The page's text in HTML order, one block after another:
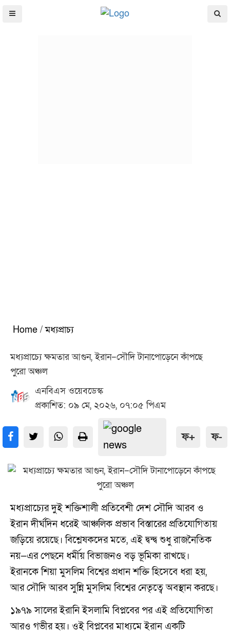
Home / মধ্যপ্রাচ্য
মধ্যপ্রাচ্যে ক্ষমতার আগুন, ইরান–সৌদি টানাপোড়েনে কাঁপছে
পুরো অঞ্চল
এনবিএস ওয়েবডেস্ক
প্রকাশিত: ০৯ মে, ২০২৬, ০৭:০৫ পিএম
ফ+ ফ-
মধ্যপ্রাচ্যের দুই শক্তিশালী প্রতিবেশী দেশ সৌদি আরব ও
ইরান দীর্ঘদিন ধরেই আঞ্চলিক প্রভাব বিস্তারের প্রতিযোগিতায়
জড়িয়ে রয়েছে। বিশ্লেষকদের মতে, এই দ্বন্দ্ব শুধু রাজনৈতিক
নয়—এর পেছনে ধর্মীয় বিভাজনও বড় ভূমিকা রাখছে।
ইরানকে শিয়া মুসলিম বিশ্বের প্রধান শক্তি হিসেবে ধরা হয়,
আর সৌদি আরব সুন্নি মুসলিম বিশ্বের নেতৃত্বে অবস্থান করছে।
১৯৭৯ সালের ইরানি ইসলামি বিপ্লবের পর এই প্রতিযোগিতা
আরও গভীর হয়। ওই বিপ্লবের মাধ্যমে ইরান একটি